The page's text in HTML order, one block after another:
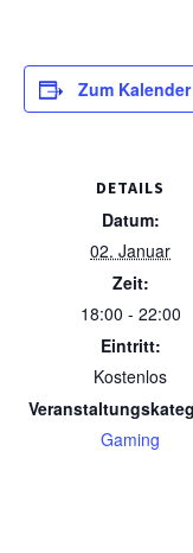
Zum
DETAILS
Datum:
02. Januar
Zeit:
18:00 - 22:00
Eintritt:
Kostenlos
Gaming